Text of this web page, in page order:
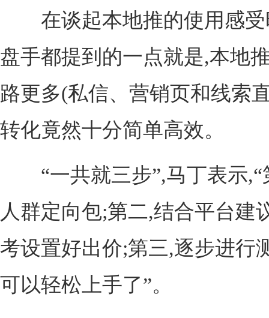
在谈起本地推的使用感受
盘手都提到的一点就是,本地
路更多(私信、营销页和线索
转化竟然十分简单高效。
“一共就三步”,马丁表示,“
人群定向包;第二,结合平台建
考设置好出价;第三,逐步进行
可以轻松上手了”。